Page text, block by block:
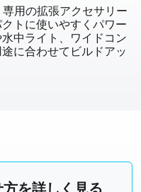
専用の拡張アクセサリー
トに使いやすくパワー
中ライト、ワイドコン
に合わせてビルドアッ
を詳しく見る